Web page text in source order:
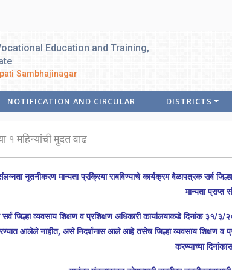
Education and Training,
Sambhajinagar
NOTIFICATION AND CIRCULAR DISTRICTS
१ महिन्यांची मुदत वाढ
संलग्नता नुतनीकरण मान्यता प्रक्रिया राबविण्याचे कार्यक्रम
मान्यता
जिल्हा व्यवसाय शिक्षण व प्रशिक्षण अधिकारी कार्यालयाकडे दिनांक
आलेले नाहीत, असे निदर्शनास आले आहे तसेच जिल्हा व्यवसाय शिक्षण व
करण्याच्या